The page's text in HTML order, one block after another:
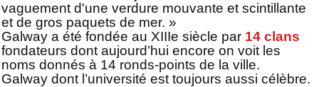
vaguement d'une verdure mouvante et scintillante
et de gros paquets de mer. »
Galway a été fondée au XIIIe siècle par 14 clans
fondateurs dont aujourd’hui encore on voit les
noms donnés à 14 ronds-points de la ville.
Galway dont l’université est toujours aussi célèbre.